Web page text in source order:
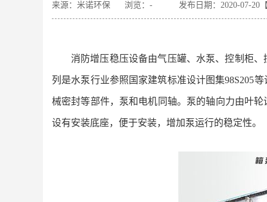
来源：米诺环保 浏览： - 发布日期：2020-07-20
消防增压稳压设备由气压罐、水泵、控制柜
列是水泵行业参照国家建筑标准设计图集98S205
械密封等部件，泵和电机同轴。泵的轴向力由叶
设有安装底座，便于安装，增加泵运行的稳定性。